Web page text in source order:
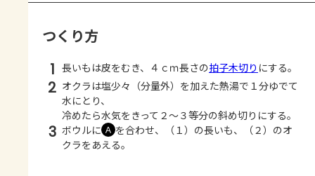
つくり方
1 長いもは皮をむき、４ｃｍ長さの拍子木切り にする。
2 オクラは塩少々（分量外）を加えた熱湯で１分ゆでて
水にとり、
冷めたら水気をきって２～３等分の斜め切りにする。
3 ボウルに Ａ を合わせ、（１）の長いも、（２）のオ
クラをあえる。